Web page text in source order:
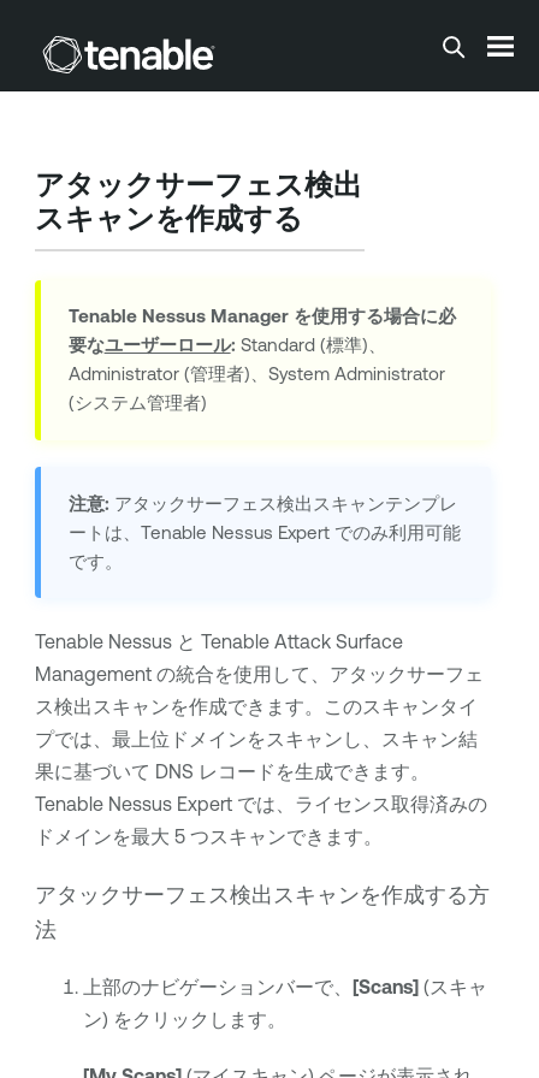
メインコンテンツに移動する
アタックサーフェス検出
スキャンを作成する
Tenable Nessus Managerを使用する場合に必
要なユーザーロール: Standard (標準)、
Administrator (管理者)、System Administrator
(システム管理者)
注意: アタックサーフェス検出スキャンテンプレ
ートは、 Tenable Nessus Expertでのみ利用可能
です。
Tenable Nessusと Tenable Attack Surface
Managementの統合を使用して、アタックサーフェ
ス検出スキャンを作成できます。このスキャンタイ
プでは、最上位ドメインをスキャンし、スキャン結
果に基づいて DNS レコードを生成できます。
Tenable Nessus Expertでは、ライセンス取得済みの
ドメインを最大 5 つスキャンできます。
アタックサーフェス検出スキャンを作成する方
法
上部のナビゲーションバーで、 [Scans](スキャ
ン) をクリックします。